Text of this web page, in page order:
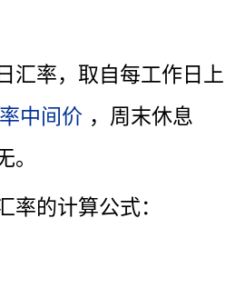
汇率，取自每工作日上
中间价 ，周末休息
。
率的计算公式：